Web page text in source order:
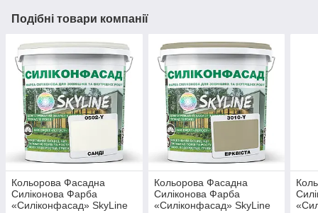
Подібні товари компанії
Кольорова Фасадна
Силіконова Фарба
«Силіконфасад» SkyLine
Кольорова Фасадна
Силіконова Фарба
«Силіконфасад» SkyLine